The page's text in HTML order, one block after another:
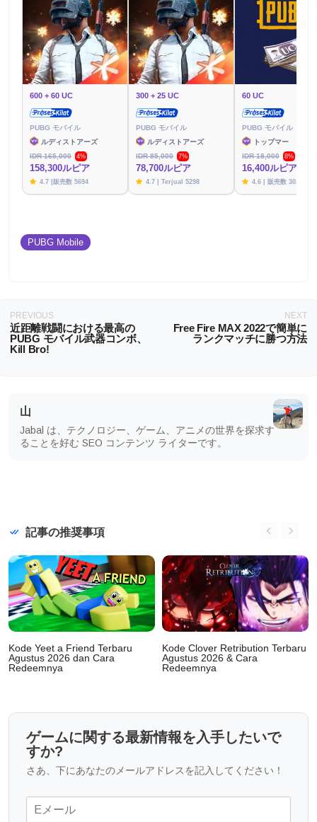
600 + 60 UC
PUBG モバイル
ルディストアーズ
IDR 165,000
4%
158,300ルピア
4.7 |販売数 5694
300 + 25 UC
PUBG モバイル
ルディストアーズ
IDR 85,000
7%
78,700ルピア
4.7 | Terjual 5298
60 UC
PUBG モバイル
トップマー
IDR 18,000
8%
16,400ルピア
4.6 | 販売数 3020
PUBG Mobile
PREVIOUS
近距離戦闘における最高の
PUBG モバイル武器コンボ、
Kill Bro!
NEXT
Free Fire MAX 2022で簡単に
ランクマッチに勝つ方法
山
Jabal は、テクノロジー、ゲーム、アニメの世界を探求す
ることを好む SEO コンテンツ ライターです。
記事の推奨事項
Kode Yeet a Friend Terbaru
Agustus 2026 dan Cara
Redeemnya
Kode Clover Retribution Terbaru
Agustus 2026 & Cara
Redeemnya
ゲームに関する最新情報を入手したいで
すか?
さあ、下にあなたのメールアドレスを記入してください！